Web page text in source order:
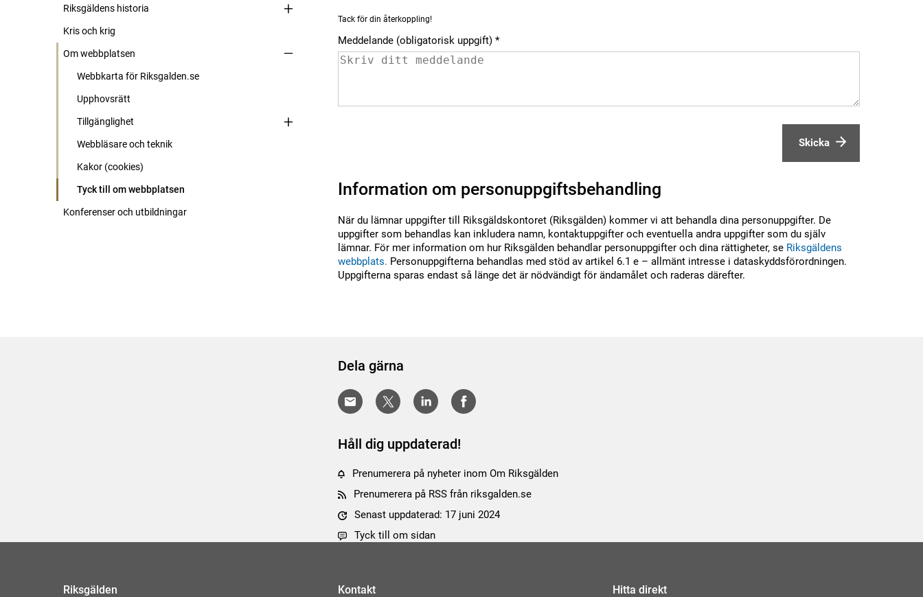
Riksgäldens historia
Kris och krig
Om webbplatsen
Webbkarta för Riksgalden.se
Upphovsrätt
Tillgänglighet
Webbläsare och teknik
Kakor (cookies)
Tyck till om webbplatsen
Konferenser och utbildningar
Tack för din återkoppling!
Meddelande (obligatorisk uppgift)
Skicka
Information om personuppgiftsbehandling
När du lämnar uppgifter till Riksgäldskontoret (Riksgälden) kommer vi att behandla dina personuppgifter. De
uppgifter som behandlas kan inkludera namn, kontaktuppgifter och eventuella andra uppgifter som du själv
lämnar. För mer information om hur Riksgälden behandlar personuppgifter och dina rättigheter, se Riksgäldens
webbplats. Personuppgifterna behandlas med stöd av artikel 6.1 e – allmänt intresse i dataskyddsförordningen.
Uppgifterna sparas endast så länge det är nödvändigt för ändamålet och raderas därefter.
Dela gärna
Håll dig uppdaterad!
Prenumerera på nyheter inom Om Riksgälden
Prenumerera på RSS från riksgalden.se
Senast uppdaterad: 17 juni 2024
Tyck till om sidan
Riksgälden Kontakt Hitta direkt